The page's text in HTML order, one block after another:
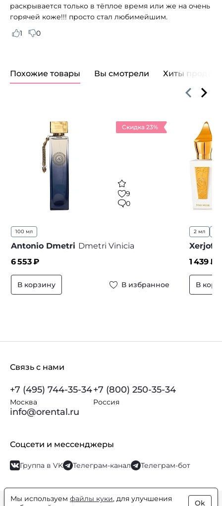
раскрывается только в тёплое время или же на очень
горячей коже!!! просто стал любимейшим.
1
0
Похожие товары Вы смотрели Хиты продаж
Скидка 23%
9
0
100 мл
Antonio Dmetri Dmetri Vinicia
6 553₽
В корзину В избранное
2 мл
Xerjoff
1 439₽
В
Связь с нами
+7 (495) 744-35-34
Москва
+7 (800) 250-35-34
Россия
info@orental.ru
Соцсети и мессенджеры
Группа в VK Телеграм-канал Телеграм-бот
© Orental.ru 2007–2026Интернет-магазин парфюмерии и
Мы используем файлы куки, для улучшения
Ok